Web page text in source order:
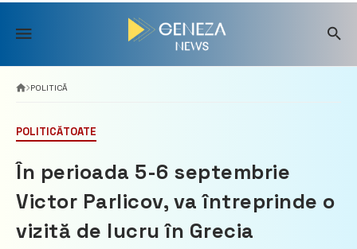
Skip
content
POLITICĂ
POLITICĂTOATE
În perioada 5-6 septembrie
Victor Parlicov, va întreprinde o
vizită de lucru în Grecia